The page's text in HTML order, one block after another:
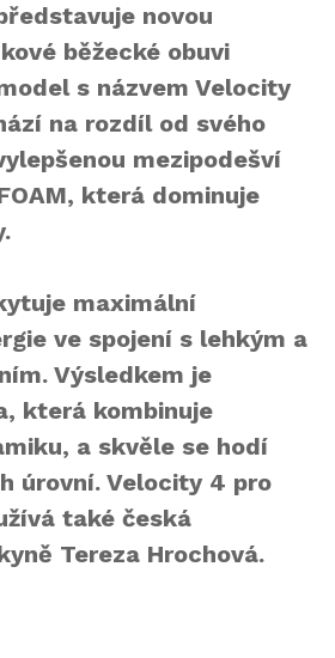
novou
běžecké obuvi
s názvem Velocity
na rozdíl od svého
mezipodešví
která dominuje
maximální
ve spojení s lehkým a
Výsledkem je
která kombinuje
a skvěle se hodí
úrovní. Velocity 4 pro
také česká
Tereza Hrochová.